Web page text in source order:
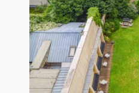
Location d'Entrepôts /
Location d'Entrepôts /
Location d'Entrepôts /